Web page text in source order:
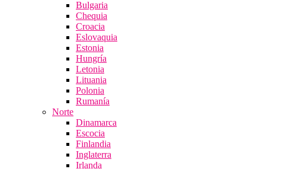
Bulgaria
Chequia
Croacia
Eslovaquia
Estonia
Hungría
Letonia
Lituania
Polonia
Rumanía
Norte
Dinamarca
Escocia
Finlandia
Inglaterra
Irlanda